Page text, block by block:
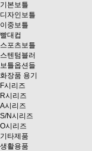
기본보틀
디자인보틀
이중보틀
빨대컵
스포츠보틀
스텐텀블러
보틀옵션들
화장품 용기
F시리즈
R시리즈
A시리즈
S/N시리즈
O시리즈
기타제품
생활용품